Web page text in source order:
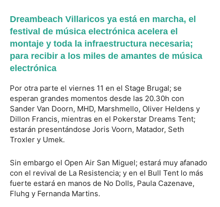
Dreambeach Villaricos ya está en marcha, el
festival de música electrónica acelera el
montaje y toda la infraestructura necesaria;
para recibir a los miles de amantes de música
electrónica
Por otra parte el viernes 11 en el Stage Brugal; se
esperan grandes momentos desde las 20.30h con
Sander Van Doorn, MHD, Marshmello, Oliver Heldens y
Dillon Francis, mientras en el Pokerstar Dreams Tent;
estarán presentándose Joris Voorn, Matador, Seth
Troxler y Umek.
Sin embargo el Open Air San Miguel; estará muy afanado
con el revival de La Resistencia; y en el Bull Tent lo más
fuerte estará en manos de No Dolls, Paula Cazenave,
Fluhg y Fernanda Martins.